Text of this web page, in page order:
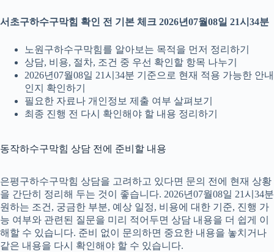
서초구하수구막힘 확인 전 기본 체크 2026년07월08일 21시34분
노원구하수구막힘를 알아보는 목적을 먼저 정리하기
상담, 비용, 절차, 조건 중 우선 확인할 항목 나누기
2026년07월08일 21시34분 기준으로 현재 적용 가능한 안내
인지 확인하기
필요한 자료나 개인정보 제출 여부 살펴보기
최종 진행 전 다시 확인해야 할 내용 정리하기
동작하수구막힘 상담 전에 준비할 내용
은평구하수구막힘 상담을 고려하고 있다면 문의 전에 현재 상황
을 간단히 정리해 두는 것이 좋습니다. 2026년07월08일 21시34분
원하는 조건, 궁금한 부분, 예상 일정, 비용에 대한 기준, 진행 가
능 여부와 관련된 질문을 미리 적어두면 상담 내용을 더 쉽게 이
해할 수 있습니다. 준비 없이 문의하면 중요한 내용을 놓치거나
같은 내용을 다시 확인해야 할 수 있습니다.